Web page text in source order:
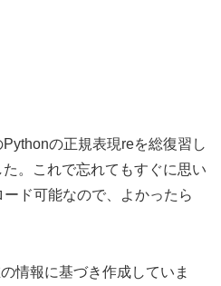
の正規表現reを総復習し
。これで忘れてもすぐに思い
ド可能なので、よかったら
情報に基づき作成していま